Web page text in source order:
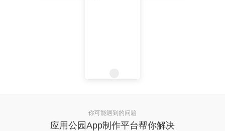
你可能遇到的问题
应用公园App制作平台帮你解决